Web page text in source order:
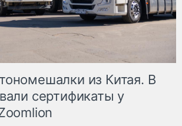
из Китая. В
сертификаты у